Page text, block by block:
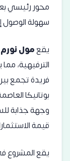
سهولة الوصول
يقعمول
الترفيهية،
فريدة تجمع
بوتانيكا
وجهة جذابة
قيمة